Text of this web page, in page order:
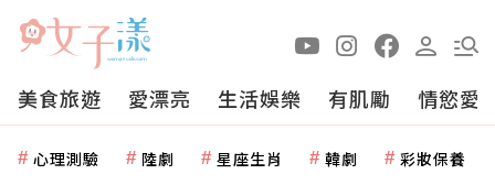
美食旅遊 愛漂亮 生活娛樂 有肌勵 情慾愛
心理測驗 陸劇 星座生肖 韓劇 彩妝保養